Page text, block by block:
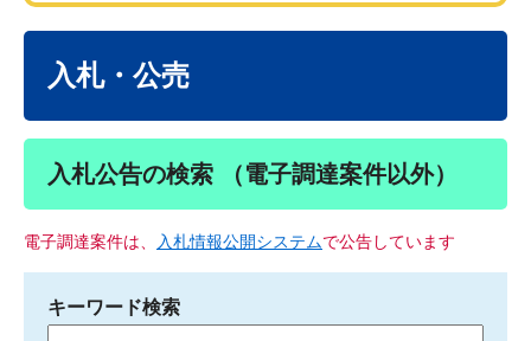
入札・公売
入札公告の検索 （電子調達案件以外）
電子調達案件は、 入札情報公開システムで公告しています
キーワード検索